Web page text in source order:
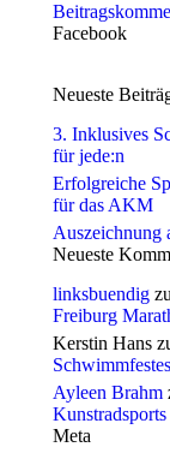
Facebook
Neueste
3. Inklusives
für jede:n
Erfolgreiche
für das AKM
Auszeichnung
Neueste
linksbuendig
Freiburg
Kerstin Hans
Schwimmfestes
Ayleen Brahm
Meta